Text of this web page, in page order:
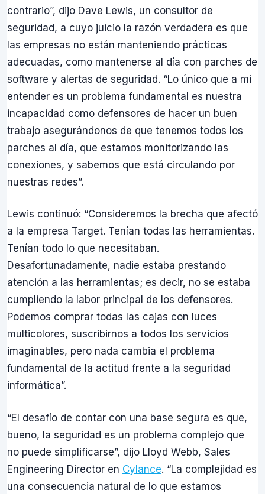
contrario”, dijo Dave Lewis, un consultor de
seguridad, a cuyo juicio la razón verdadera es que
las empresas no están manteniendo prácticas
adecuadas, como mantenerse al día con parches de
software y alertas de seguridad. “Lo único que a mi
entender es un problema fundamental es nuestra
incapacidad como defensores de hacer un buen
trabajo asegurándonos de que tenemos todos los
parches al día, que estamos monitorizando las
conexiones, y sabemos que está circulando por
nuestras redes”.
Lewis continuó: “Consideremos la brecha que afectó
a la empresa Target. Tenían todas las herramientas.
Tenían todo lo que necesitaban.
Desafortunadamente, nadie estaba prestando
atención a las herramientas; es decir, no se estaba
cumpliendo la labor principal de los defensores.
Podemos comprar todas las cajas con luces
multicolores, suscribirnos a todos los servicios
imaginables, pero nada cambia el problema
fundamental de la actitud frente a la seguridad
informática”.
“El desafío de contar con una base segura es que,
bueno, la seguridad es un problema complejo que
no puede simplificarse”, dijo Lloyd Webb, Sales
Engineering Director en Cylance. “La complejidad es
una consecuencia natural de lo que estamos